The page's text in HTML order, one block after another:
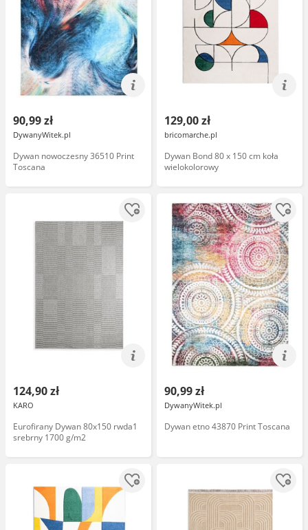
90,99 zł
DywanyWitek.pl
Dywan nowoczesny 36510 Print
Toscana
129,00 zł
bricomarche.pl
Dywan Bond 80 x 150 cm koła
wielokolorowy
124,90 zł
KARO
Eurofirany Dywan 80x150 rwda1
srebrny 1700 g/m2
90,99 zł
DywanyWitek.pl
Dywan etno 43870 Print Toscana